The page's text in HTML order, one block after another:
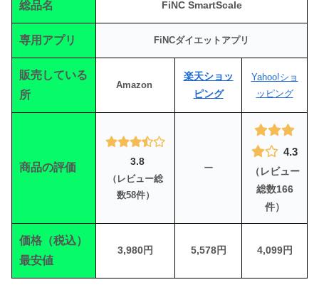
総品名 FiNC SmartScale
専用アプリ FiNCダイエットアプリ
販売している
所
Amazon
楽天ショッ
ピング
Yahoo!ショ
ッピング
商品の評価 3.8
（レビュー総
数58件）
ー
4.3
（レビュー
総数166
件）
価格（税込）
最安値
3,980円 5,578円 4,099円